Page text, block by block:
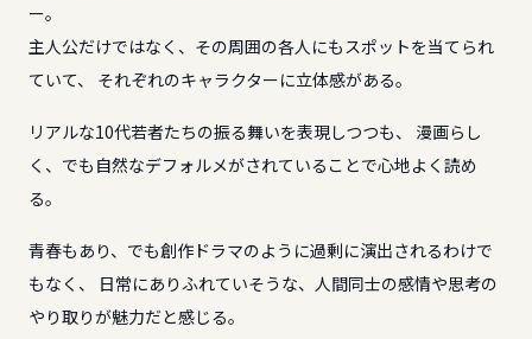
ー。
主人公だけではなく、その周囲の各人にもスポットを当てられ
ていて、 それぞれのキャラクターに立体感がある。
リアルな10代若者たちの振る舞いを表現しつつも、 漫画らし
く、でも自然なデフォルメがされていることで心地よく読め
る。
青春もあり、でも創作ドラマのように過剰に演出されるわけで
もなく、 日常にありふれていそうな、人間同士の感情や思考の
やり取りが魅力だと感じる。